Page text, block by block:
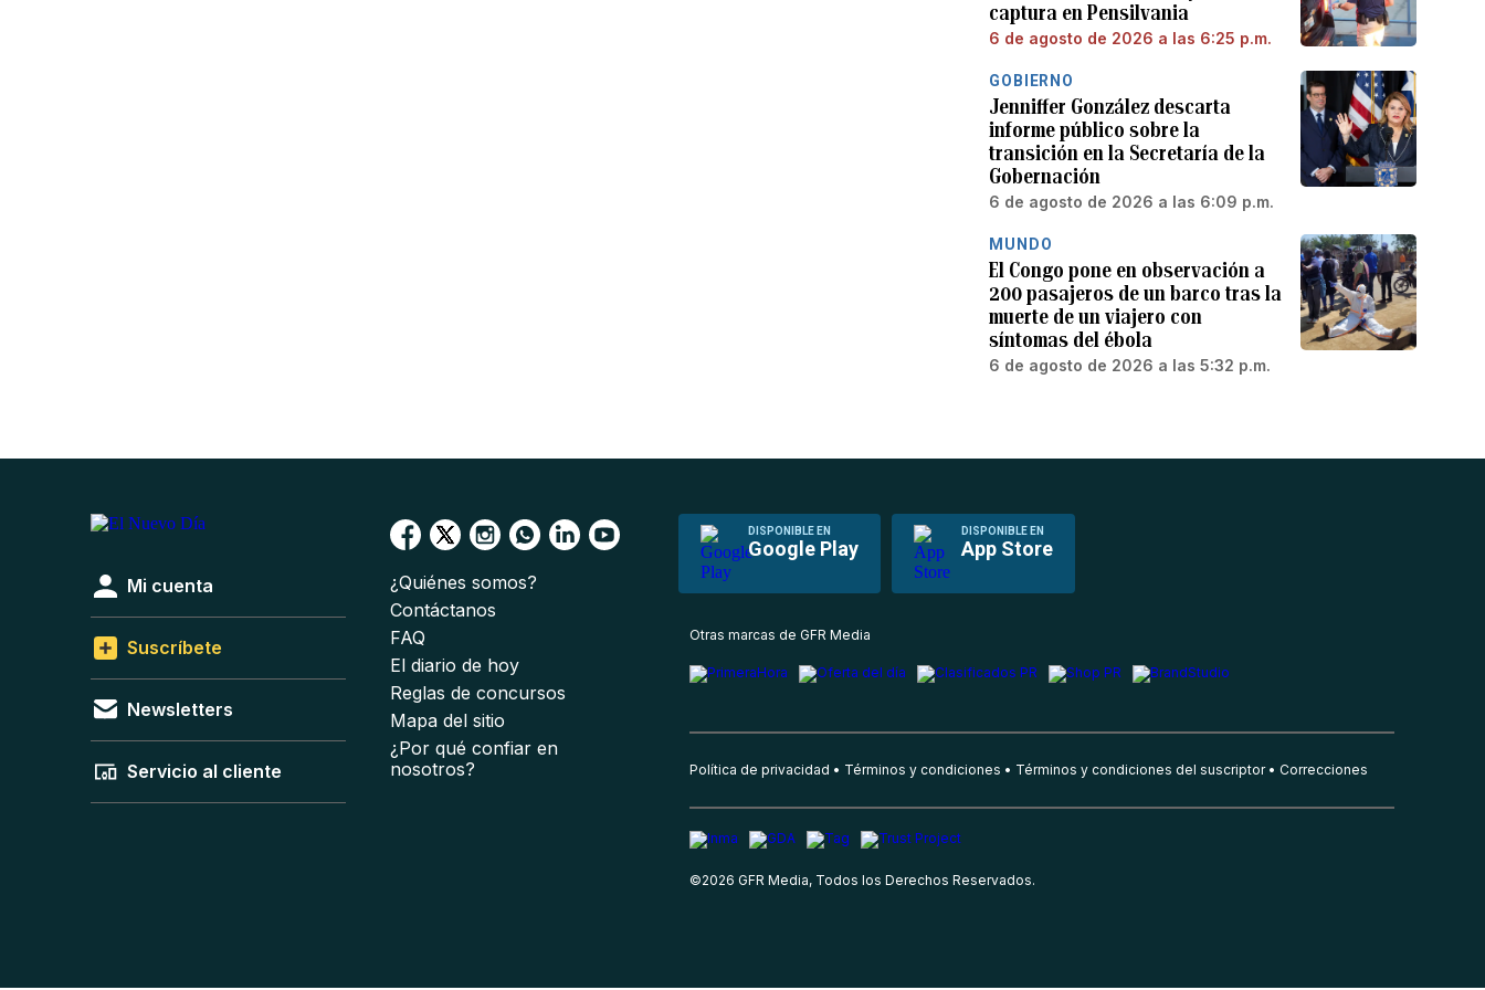
captura en Pensilvania
6 de agosto de 2026 a las 6:25 p.m.
GOBIERNO
Jenniffer González descarta
informe público sobre la
transición en la Secretaría de la
Gobernación
6 de agosto de 2026 a las 6:09 p.m.
MUNDO
El Congo pone en observación a
200 pasajeros de un barco tras la
muerte de un viajero con
síntomas del ébola
6 de agosto de 2026 a las 5:32 p.m.
DISPONIBLE EN
Google Play
DISPONIBLE EN
App Store
Mi cuenta
Suscríbete
Newsletters
Servicio al cliente
¿Quiénes somos?
Contáctanos
FAQ
El diario de hoy
Reglas de concursos
Mapa del sitio
¿Por qué confiar en
nosotros?
Otras marcas de GFR Media
Política de privacidad Términos y condiciones Términos y condiciones del suscriptor Correcciones
©2026 GFR Media, Todos los Derechos Reservados.